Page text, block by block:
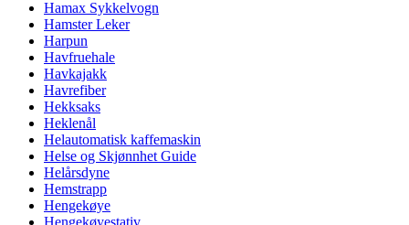
Hamax Sykkelvogn
Hamster Leker
Harpun
Havfruehale
Havkajakk
Havrefiber
Hekksaks
Heklenål
Helautomatisk kaffemaskin
Helse og Skjønnhet Guide
Helårsdyne
Hemstrapp
Hengekøye
Hengekøyestativ